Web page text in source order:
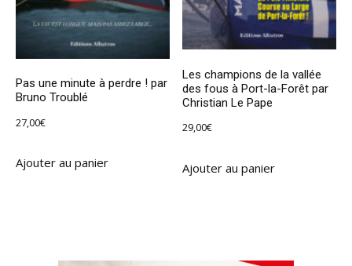
Pas une minute à perdre ! par
Bruno Troublé
27,00€
Ajouter au panier
Les champions de la vallée
des fous à Port-la-Forêt par
Christian Le Pape
29,00€
Ajouter au panier